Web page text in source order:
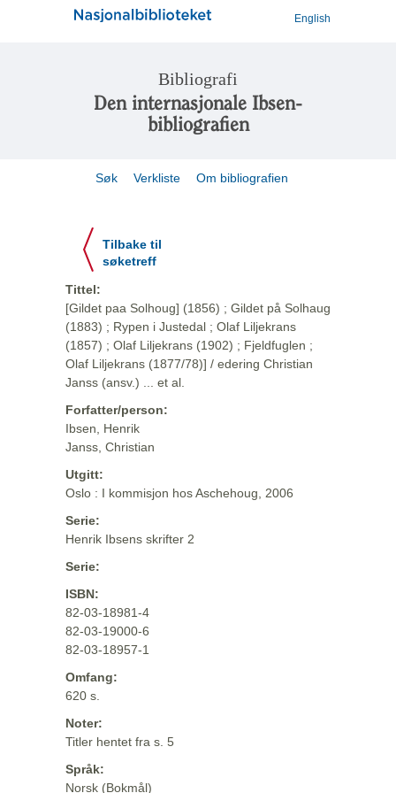
English
Bibliografi
Den internasjonale Ibsen-
bibliografien
Søk Verkliste Om bibliografien
Tilbake til
søketreff
Tittel:
[Gildet paa Solhoug] (1856) ; Gildet på Solhaug
(1883) ; Rypen i Justedal ; Olaf Liljekrans
(1857) ; Olaf Liljekrans (1902) ; Fjeldfuglen ;
Olaf Liljekrans (1877/78)] / edering Christian
Janss (ansv.) ... et al.
Forfatter/person:
Ibsen, Henrik
Janss, Christian
Utgitt:
Oslo : I kommisjon hos Aschehoug, 2006
Serie:
Henrik Ibsens skrifter 2
Serie:
ISBN:
82-03-18981-4
82-03-19000-6
82-03-18957-1
Omfang:
620 s.
Noter:
Titler hentet fra s. 5
Språk:
Norsk (Bokmål)